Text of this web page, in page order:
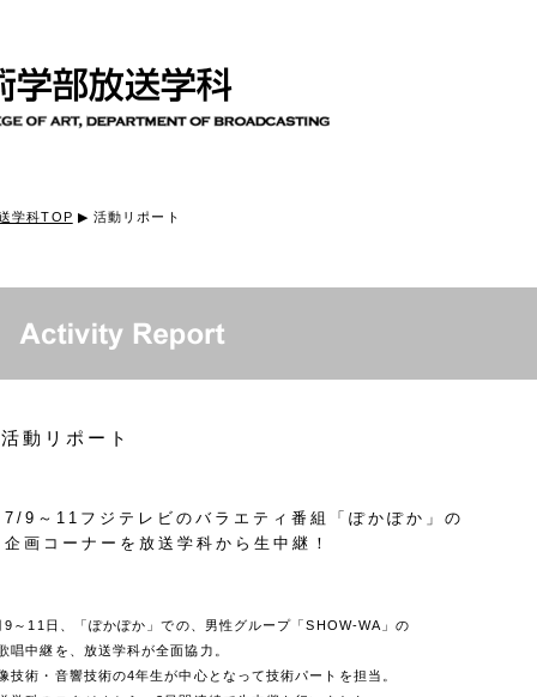
学科TOP ▶ 活動リポート
動リポート
7/9～11フジテレビのバラエティ番組「ぽかぽか」の
企画コーナーを放送学科から生中継！
9～11日、「ぽかぽか」での、男性グループ「SHOW-WA」の
唱中継を、放送学科が全面協力。
技術・音響技術の4年生が中心となって技術パートを担当。